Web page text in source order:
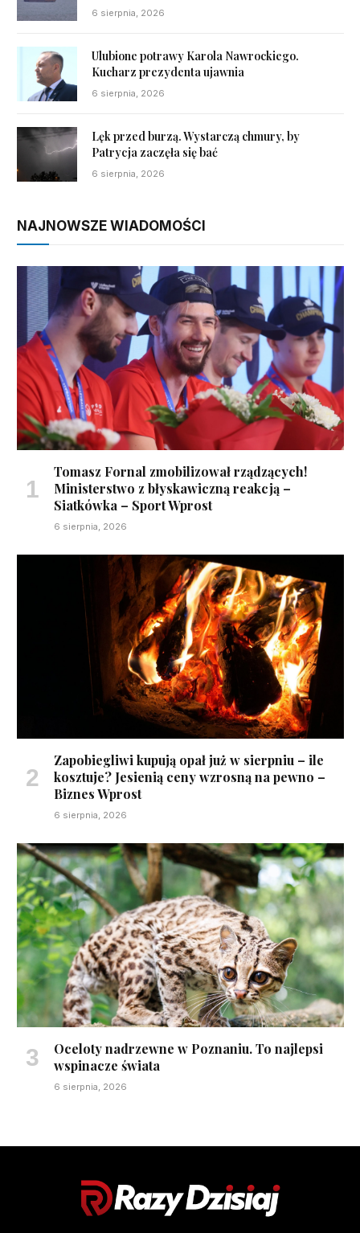
6 sierpnia, 2026
Ulubione potrawy Karola Nawrockiego.
Kucharz prezydenta ujawnia
6 sierpnia, 2026
Lęk przed burzą. Wystarczą chmury, by
Patrycja zaczęła się bać
6 sierpnia, 2026
NAJNOWSZE WIADOMOŚCI
Tomasz Fornal zmobilizował rządzących!
Ministerstwo z błyskawiczną reakcją –
Siatkówka – Sport Wprost
6 sierpnia, 2026
Zapobiegliwi kupują opał już w sierpniu – ile
kosztuje? Jesienią ceny wzrosną na pewno –
Biznes Wprost
6 sierpnia, 2026
Oceloty nadrzewne w Poznaniu. To najlepsi
wspinacze świata
6 sierpnia, 2026